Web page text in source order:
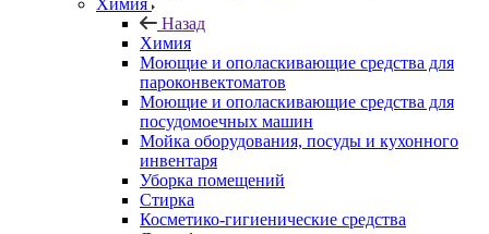
Химия
Назад
Химия
Моющие и ополаскивающие средства для
пароконвектоматов
Моющие и ополаскивающие средства для
посудомоечных машин
Мойка оборудования, посуды и кухонного
инвентаря
Уборка помещений
Стирка
Косметико-гигиенические средства